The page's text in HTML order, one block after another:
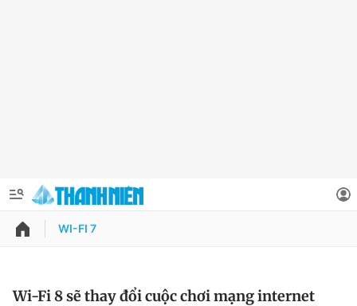
QUẢNG CÁO
Thông tin tài khoản
WI-FI 7
Wi-Fi 8 sẽ thay đổi cuộc chơi mạng internet